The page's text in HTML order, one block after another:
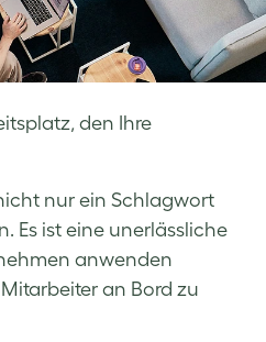
den Ihre
nur ein Schlagwort
Es ist eine unerlässliche
anwenden
an Bord zu